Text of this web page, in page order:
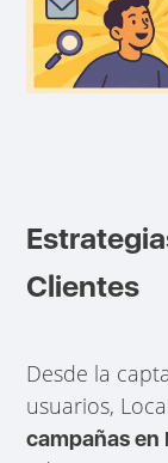
Clientes
Desde la
usuarios,
campañas en